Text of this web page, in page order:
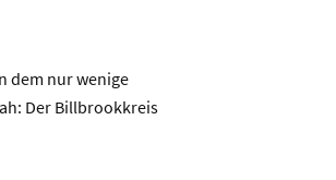
dem nur wenige
Der Billbrookkreis